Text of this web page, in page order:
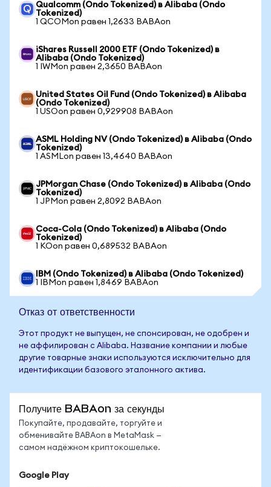
Qualcomm (Ondo Tokenized) в Alibaba (Ondo
Tokenized)
1 QCOMon равен 1,2633 BABAon
iShares Russell 2000 ETF (Ondo Tokenized) в
Alibaba (Ondo Tokenized)
1 IWMon равен 2,3650 BABAon
United States Oil Fund (Ondo Tokenized) в Alibaba
(Ondo Tokenized)
1 USOon равен 0,929908 BABAon
ASML Holding NV (Ondo Tokenized) в Alibaba (Ondo
Tokenized)
1 ASMLon равен 13,4640 BABAon
JPMorgan Chase (Ondo Tokenized) в Alibaba (Ondo
Tokenized)
1 JPMon равен 2,8092 BABAon
Coca-Cola (Ondo Tokenized) в Alibaba (Ondo
Tokenized)
1 KOon равен 0,689532 BABAon
IBM (Ondo Tokenized) в Alibaba (Ondo Tokenized)
1 IBMon равен 1,8469 BABAon
Отказ от ответственности
Этот продукт не выпущен, не спонсирован, не одобрен и
не аффилирован с Alibaba. Название компании и любые
другие товарные знаки используются исключительно для
идентификации базового эталонного актива.
Получите BABAon за секунды
Покупайте, продавайте, торгуйте и
обменивайте BABAon в MetaMask —
самом надёжном криптокошельке.
Google Play